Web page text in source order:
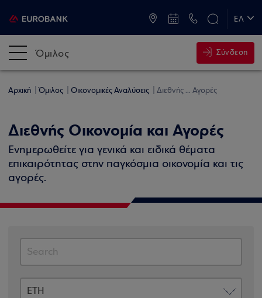
ΕΛ
Όμιλος Σύνδεση
Αρχική Όμιλος Οικονομικές Αναλύσεις Διεθνής ... Αγορές
Διεθνής Οικονομία και Αγορές
Ενημερωθείτε για γενικά και ειδικά θέματα
επικαιρότητας στην παγκόσμια οικονομία και τις
αγορές.